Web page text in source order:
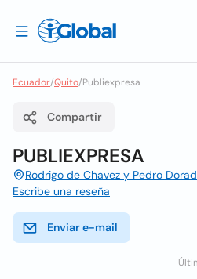
Ecuador/Quito/Publiexpresa
Compartir
PUBLIEXPRESA
Rodrigo de Chavez y Pedro
Escribe una reseña
Enviar e-mail